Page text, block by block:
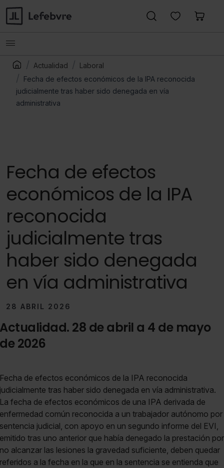
Actualidad
Laboral
Fecha de efectos económicos de la IPA reconocida
judicialmente tras haber sido denegada en vía
administrativa
Fecha de efectos
económicos de la IPA
reconocida
judicialmente tras
haber sido denegada
en vía administrativa
28 ABRIL 2026
Actualidad. 28 de abril a 4 de mayo
de 2026
Fecha de efectos económicos de la IPA reconocida
judicialmente tras haber sido denegada en vía administrativa.
La fecha de efectos económicos de una IPA derivada de
enfermedad común reconocida a un trabajador autónomo por
sentencia judicial, con apoyo en un segundo informe del EVI,
emitido tras uno anterior que había denegado la prestación por
no alcanzar las lesiones la gravedad suficiente, deben quedar
referidos a la fecha en la que en la sentencia se entienda que